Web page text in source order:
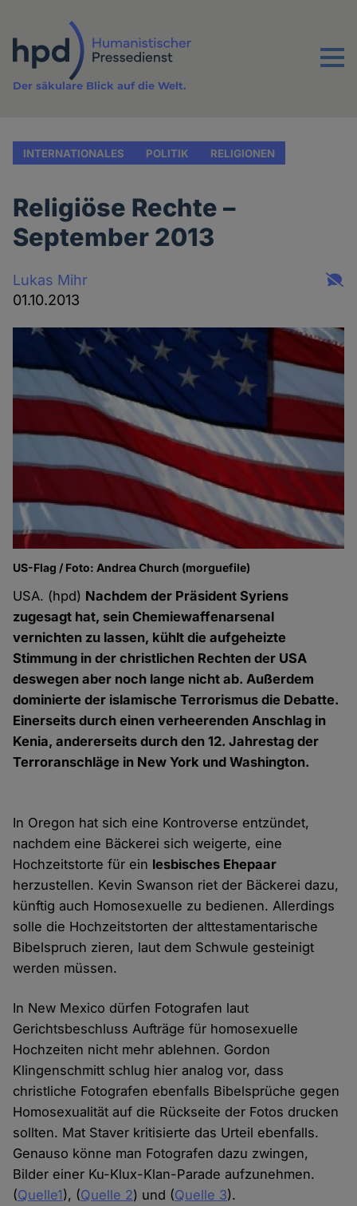
Inhalt
Menu
Der säkulare Blick auf die Welt.
INTERNATIONALES POLITIK RELIGIONEN
Religiöse Rechte –
September 2013
Lukas Mihr
01.10.2013
US-Flag / Foto: Andrea Church (morguefile)
USA. (hpd) Nachdem der Präsident Syriens
zugesagt hat, sein Chemiewaffenarsenal
vernichten zu lassen, kühlt die aufgeheizte
Stimmung in der christlichen Rechten der USA
deswegen aber noch lange nicht ab. Außerdem
dominierte der islamische Terrorismus die Debatte.
Einerseits durch einen verheerenden Anschlag in
Kenia, andererseits durch den 12. Jahrestag der
Terroranschläge in New York und Washington.
In Oregon hat sich eine Kontroverse entzündet,
nachdem eine Bäckerei sich weigerte, eine
Hochzeitstorte für ein lesbisches Ehepaar
herzustellen. Kevin Swanson riet der Bäckerei dazu,
künftig auch Homosexuelle zu bedienen. Allerdings
solle die Hochzeitstorten der alttestamentarische
Bibelspruch zieren, laut dem Schwule gesteinigt
werden müssen.
In New Mexico dürfen Fotografen laut
Gerichtsbeschluss Aufträge für homosexuelle
Hochzeiten nicht mehr ablehnen. Gordon
Klingenschmitt schlug hier analog vor, dass
christliche Fotografen ebenfalls Bibelsprüche gegen
Homosexualität auf die Rückseite der Fotos drucken
sollten. Mat Staver kritisierte das Urteil ebenfalls.
Genauso könne man Fotografen dazu zwingen,
Bilder einer Ku-Klux-Klan-Parade aufzunehmen.
(Quelle1), (Quelle 2) und (Quelle 3).